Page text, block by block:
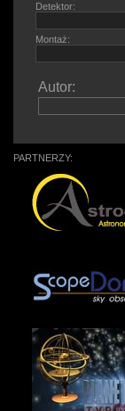
Detektor:
Montaż:
Autor:
PARTNERZY: